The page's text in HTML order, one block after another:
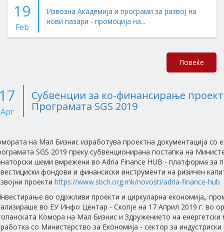
19
Feb
Извозна Академија и програми за развој на
нови пазари - промоција на...
Повеќе
Apr
Субвенции за ко-финансирање
Програмата SGS 2019
на Мал Бизнис изработува проектна документација со
SGS 2019 преку субвенционирана постапка на
шеми вмрежени во Adria Finance HUB - платформа за
фондови и финансиски инструменти на ризичен
проекти https://www.sbch.org.mk/novosti/adria-finance-hub
во одржливи проекти и циркуларна економија„
во ЕУ Инфо Центар - Скопје на 17 Април 2019 г. во
Комора на Мал Бизнис и Здружението на
со Министерство за Економија - сектор за индустриски